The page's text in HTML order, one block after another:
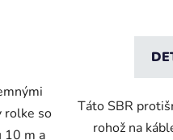
rolke so
10 m a
Táto SBR
rohož na